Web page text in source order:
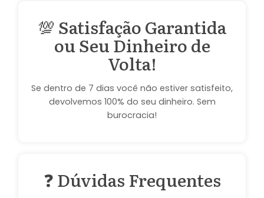
💯 Satisfação Garantida
ou Seu Dinheiro de
Volta!
Se dentro de 7 dias você não estiver satisfeito,
devolvemos 100% do seu dinheiro. Sem
burocracia!
❓ Dúvidas Frequentes